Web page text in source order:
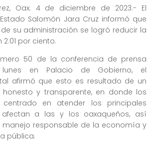
Oax. 4 de diciembre de 2023.- El
Salomón Jara Cruz informó que
su administración se logró reducir la
por ciento.
50 de la conferencia de prensa
en Palacio de Gobierno, el
afirmó que esto es resultado de un
honesto y transparente, en donde los
en atender los principales
a las y los oaxaqueños, así
manejo responsable de la economía y
pública.